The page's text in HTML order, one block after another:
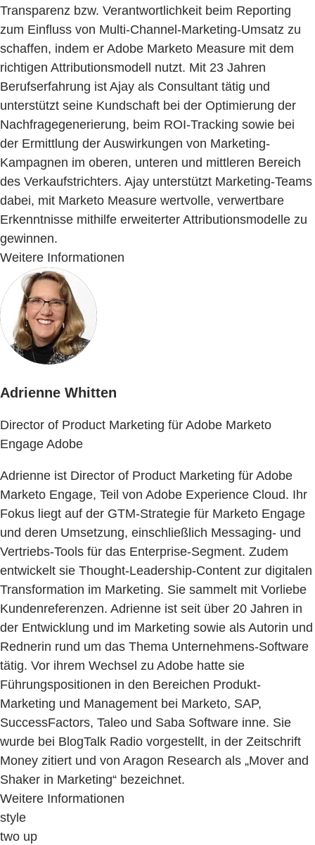
Transparenz bzw. Verantwortlichkeit beim Reporting
zum Einfluss von Multi-Channel-Marketing-Umsatz zu
schaffen, indem er Adobe Marketo Measure mit dem
richtigen Attributionsmodell nutzt. Mit 23 Jahren
Berufserfahrung ist Ajay als Consultant tätig und
unterstützt seine Kundschaft bei der Optimierung der
Nachfragegenerierung, beim ROI-Tracking sowie bei
der Ermittlung der Auswirkungen von Marketing-
Kampagnen im oberen, unteren und mittleren Bereich
des Verkaufstrichters. Ajay unterstützt Marketing-Teams
dabei, mit Marketo Measure wertvolle, verwertbare
Erkenntnisse mithilfe erweiterter Attributionsmodelle zu
gewinnen.
Weitere Informationen
Adrienne Whitten
Director of Product Marketing für Adobe Marketo
Engage Adobe
Adrienne ist Director of Product Marketing für Adobe
Marketo Engage, Teil von Adobe Experience Cloud. Ihr
Fokus liegt auf der GTM-Strategie für Marketo Engage
und deren Umsetzung, einschließlich Messaging- und
Vertriebs-Tools für das Enterprise-Segment. Zudem
entwickelt sie Thought-Leadership-Content zur digitalen
Transformation im Marketing. Sie sammelt mit Vorliebe
Kundenreferenzen. Adrienne ist seit über 20 Jahren in
der Entwicklung und im Marketing sowie als Autorin und
Rednerin rund um das Thema Unternehmens-Software
tätig. Vor ihrem Wechsel zu Adobe hatte sie
Führungspositionen in den Bereichen Produkt-
Marketing und Management bei Marketo, SAP,
SuccessFactors, Taleo und Saba Software inne. Sie
wurde bei BlogTalk Radio vorgestellt, in der Zeitschrift
Money zitiert und von Aragon Research als „Mover and
Shaker in Marketing“ bezeichnet.
Weitere Informationen
style
two up